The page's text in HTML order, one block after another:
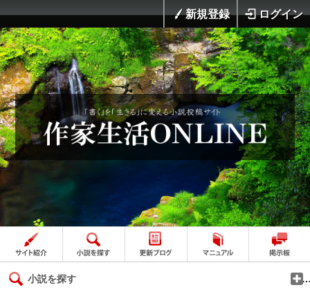
新規登録 ログイン
小説を探す